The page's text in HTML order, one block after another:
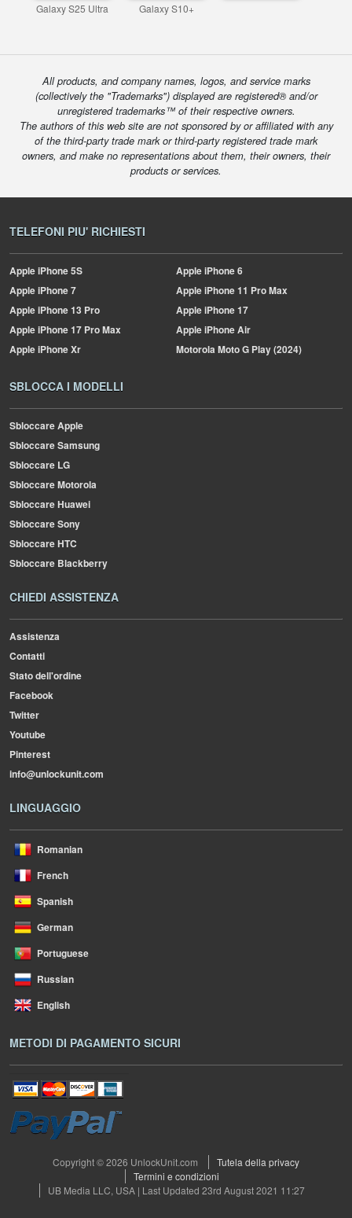
Galaxy S25 Ultra Galaxy S10+
All products, and company names, logos, and service marks
(collectively the "Trademarks") displayed are registered® and/or
unregistered trademarks™ of their respective owners.
The authors of this web site are not sponsored by or affiliated with any
of the third-party trade mark or third-party registered trade mark
owners, and make no representations about them, their owners, their
products or services.
TELEFONI PIU' RICHIESTI
AppleiPhone 5S AppleiPhone 6
AppleiPhone 7 AppleiPhone 11 Pro Max
AppleiPhone 13 Pro AppleiPhone 17
AppleiPhone 17 Pro Max AppleiPhone Air
AppleiPhone Xr MotorolaMoto G Play (2024)
SBLOCCA I MODELLI
Sbloccare Apple
Sbloccare Samsung
Sbloccare LG
Sbloccare Motorola
Sbloccare Huawei
Sbloccare Sony
Sbloccare HTC
Sbloccare Blackberry
CHIEDI ASSISTENZA
Assistenza
Contatti
Stato dell'ordine
Facebook
Twitter
Youtube
Pinterest
info@unlockunit.com
LINGUAGGIO
Romanian
French
Spanish
German
Portuguese
Russian
English
METODI DI PAGAMENTO SICURI
Copyright © 2026 UnlockUnit.com
Tutela della privacy
Termini e condizioni
UB Media LLC, USA | Last Updated 23rd August 2021 11:27